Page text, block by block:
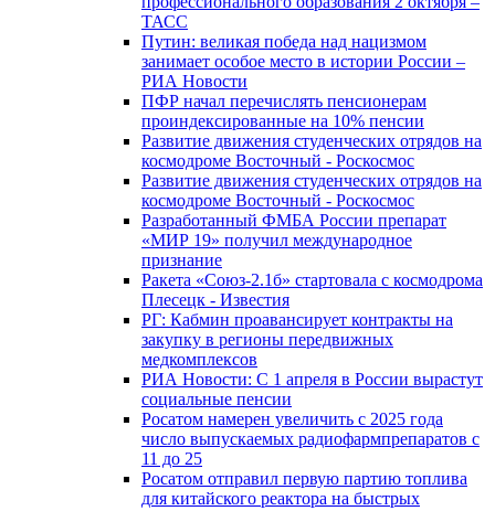
ТАСС
Путин: великая победа над нацизмом
занимает особое место в истории России –
РИА Новости
ПФР начал перечислять пенсионерам
проиндексированные на 10% пенсии
Развитие движения студенческих отрядов на
космодроме Восточный - Роскосмос
Развитие движения студенческих отрядов на
космодроме Восточный - Роскосмос
Разработанный ФМБА России препарат
«МИР 19» получил международное
признание
Ракета «Союз-2.1б» стартовала с космодрома
Плесецк - Известия
РГ: Кабмин проавансирует контракты на
закупку в регионы передвижных
медкомплексов
РИА Новости: С 1 апреля в России вырастут
социальные пенсии
Росатом намерен увеличить с 2025 года
число выпускаемых радиофармпрепаратов с
11 до 25
Росатом отправил первую партию топлива
для китайского реактора на быстрых